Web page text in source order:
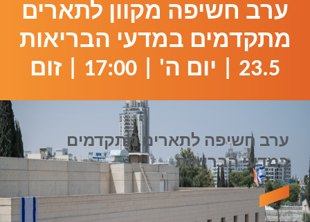
ערב חשיפה מקוון לתארים
מתקדמים במדעי הבריאות
23.5 | יום ה' | 17:00 | זום
ערב חשיפה לתארים מתקדמים
במדעי הבריאות